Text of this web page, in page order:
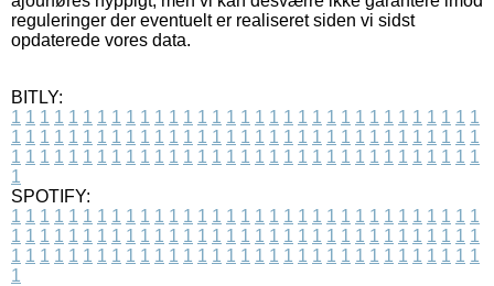
reguleringer der eventuelt er realiseret siden vi sidst
opdaterede vores data.
BITLY:
1 1 1 1 1 1 1 1 1 1 1 1 1 1 1 1 1 1 1 1 1 1 1 1 1 1 1 1 1 1 1 1 1
1 1 1 1 1 1 1 1 1 1 1 1 1 1 1 1 1 1 1 1 1 1 1 1 1 1 1 1 1 1 1 1 1
1 1 1 1 1 1 1 1 1 1 1 1 1 1 1 1 1 1 1 1 1 1 1 1 1 1 1 1 1 1 1 1 1
1
SPOTIFY:
1 1 1 1 1 1 1 1 1 1 1 1 1 1 1 1 1 1 1 1 1 1 1 1 1 1 1 1 1 1 1 1 1
1 1 1 1 1 1 1 1 1 1 1 1 1 1 1 1 1 1 1 1 1 1 1 1 1 1 1 1 1 1 1 1 1
1 1 1 1 1 1 1 1 1 1 1 1 1 1 1 1 1 1 1 1 1 1 1 1 1 1 1 1 1 1 1 1 1
1